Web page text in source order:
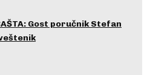
Gost poručnik Stefan